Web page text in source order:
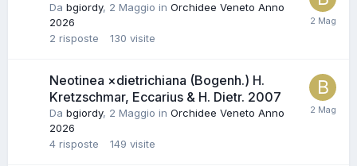
Da bgiordy, 2 Maggio in Orchidee Veneto Anno
2026
2 risposte 130 visite
Neotinea ×dietrichiana (Bogenh.) H.
Kretzschmar, Eccarius & H. Dietr. 2007
Da bgiordy, 2 Maggio in Orchidee Veneto Anno
2026
4 risposte 149 visite